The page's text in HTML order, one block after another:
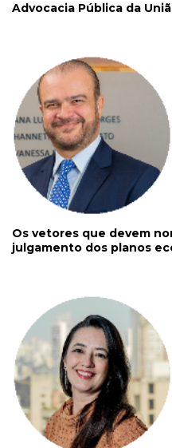
Advocacia Pública da
Os vetores que devem
julgamento dos planos